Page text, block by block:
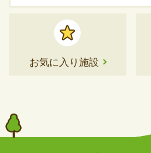
お気に入り施設